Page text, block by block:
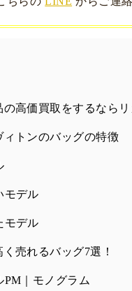
高価買取をするならリ
トンのバッグの特徴
モデル
モデル
売れるバッグ7選！
PM｜モノグラム